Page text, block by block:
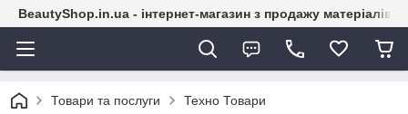
BeautyShop.in.ua - інтернет-магазин з продажу матеріалів
Товари та послуги Техно Товари